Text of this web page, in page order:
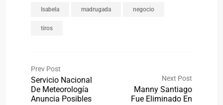
Isabela madrugada negocio
tiros
Prev Post
Servicio Nacional
De Meteorología
Anuncia Posibles
Next Post
Manny Santiago
Fue Eliminado En